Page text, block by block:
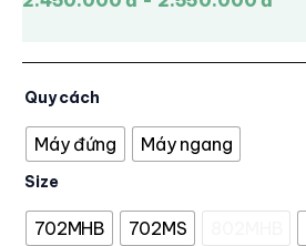
Quy cách
Máy đứng Máy ngang
Size
702MHB 702MS